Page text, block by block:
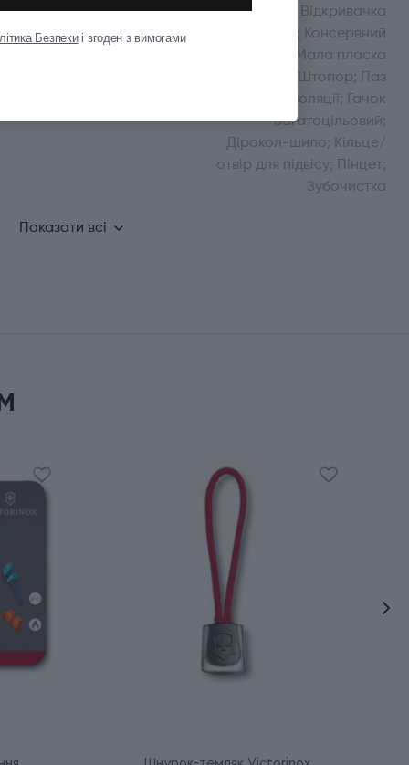
Мале лезо; Відкривачка
для пляшок; Консервний
ніж; Мала пласка
викрутка; Штопор; Паз
для зняття ізоляції; Гачок
багатоцільовий;
Дірокол-шило; Кільце/
отвір для підвісу; Пінцет;
Зубочистка
Показати всі
Безпекиі згоден з вимогами